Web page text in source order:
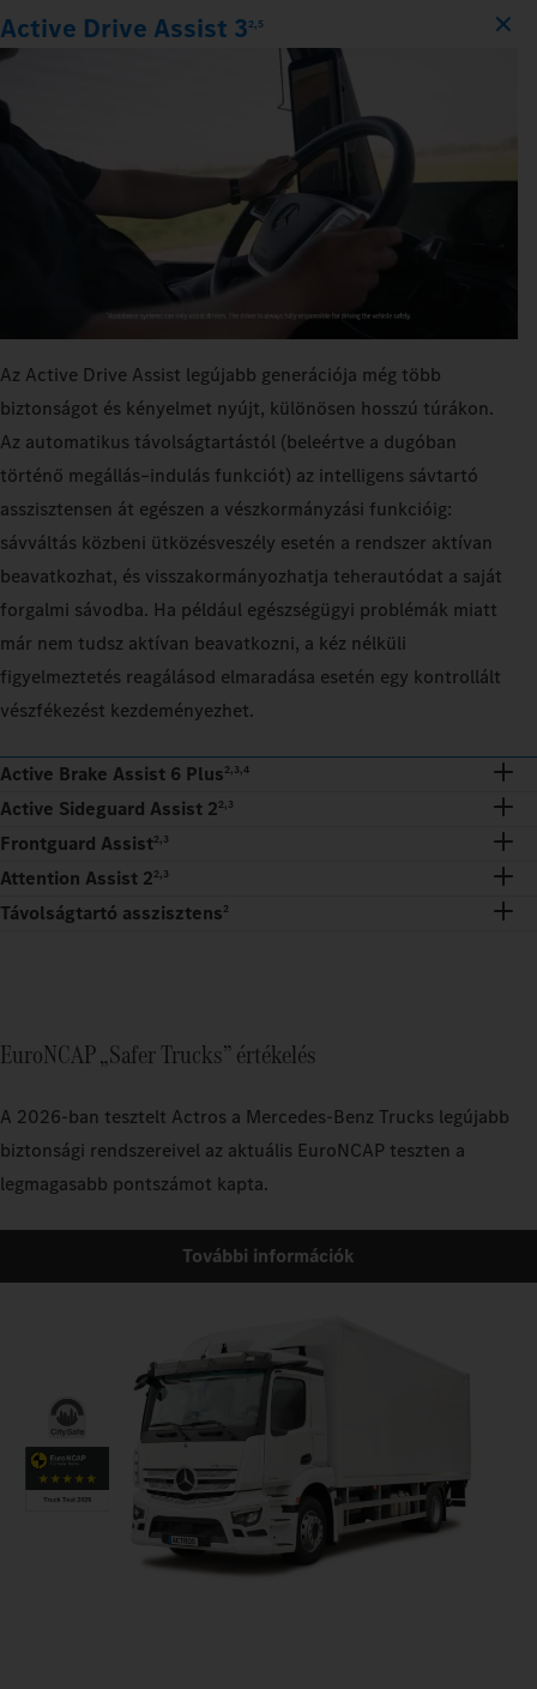
Active Drive Assist 32,5
Az Active Drive Assist legújabb generációja még több
biztonságot és kényelmet nyújt, különösen hosszú túrákon.
Az automatikus távolságtartástól (beleértve a dugóban
történő megállás–indulás funkciót) az intelligens sávtartó
asszisztensen át egészen a vészkormányzási funkcióig:
sávváltás közbeni ütközésveszély esetén a rendszer aktívan
beavatkozhat, és visszakormányozhatja teherautódat a saját
forgalmi sávodba. Ha például egészségügyi problémák miatt
már nem tudsz aktívan beavatkozni, a kéz nélküli
figyelmeztetés reagálásod elmaradása esetén egy kontrollált
vészfékezést kezdeményezhet.
Active Brake Assist 6 Plus2,3,4
Active Sideguard Assist 22,3
Frontguard Assist2,3
Attention Assist 22,3
Távolságtartó asszisztens2
EuroNCAP „Safer Trucks” értékelés
A 2026-ban tesztelt Actros a Mercedes-Benz Trucks legújabb
biztonsági rendszereivel az aktuális EuroNCAP teszten a
legmagasabb pontszámot kapta.
További információk